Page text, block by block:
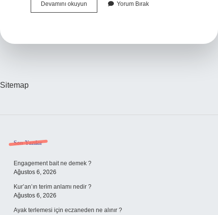
Devamını okuyun
30
Yorum Bırak
Sitemap
Sidebar
Son Yazılar
Engagement bait ne demek ?
Ağustos 6, 2026
Kur’an’ın terim anlamı nedir ?
Ağustos 6, 2026
Ayak terlemesi için eczaneden ne alınır ?